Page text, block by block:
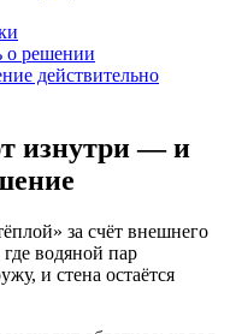
о решении
действительно
изнутри — и
за счёт внешнего
водяной пар
и стена остаётся